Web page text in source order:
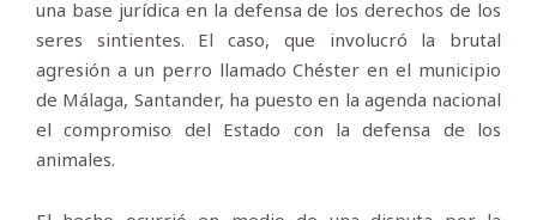
una base jurídica en la defensa de los derechos de los
seres sintientes. El caso, que involucró la brutal
agresión a un perro llamado Chéster en el municipio
de Málaga, Santander, ha puesto en la agenda nacional
el compromiso del Estado con la defensa de los
animales.